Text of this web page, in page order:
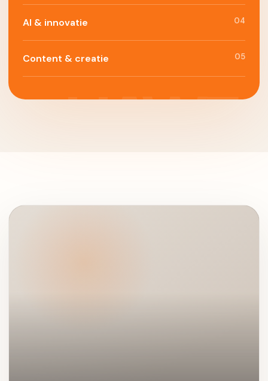
AI & innovatie 04
Content & creatie 05